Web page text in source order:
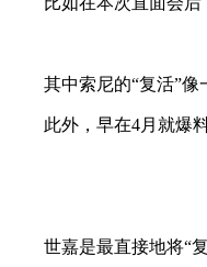
其中索尼的“复活”像一
此外，早在4月就爆料
世嘉是最直接地将“复